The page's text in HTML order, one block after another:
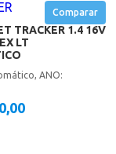
Comparar
TRACKER 1.4 16V
LT
ANO: